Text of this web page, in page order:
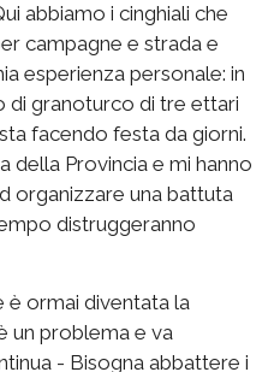
abbiamo i cinghiali che
campagne e strada e
esperienza personale: in
di granoturco di tre ettari
facendo festa da giorni.
della Provincia e mi hanno
organizzare una battuta
distruggeranno
è ormai diventata la
un problema e va
- Bisogna abbattere i